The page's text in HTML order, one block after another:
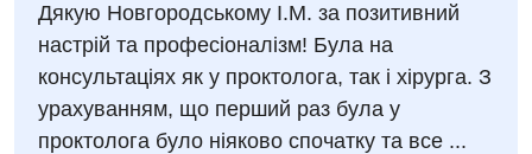
Пульмонологія
Ревматологія
Терапія
Дякую Новгородському І.М. за позитивний
настрій та професіоналізм! Була на
консультаціях як у проктолога, так і хірурга. З
урахуванням, що перший раз була у
проктолога було ніяково спочатку та все ...